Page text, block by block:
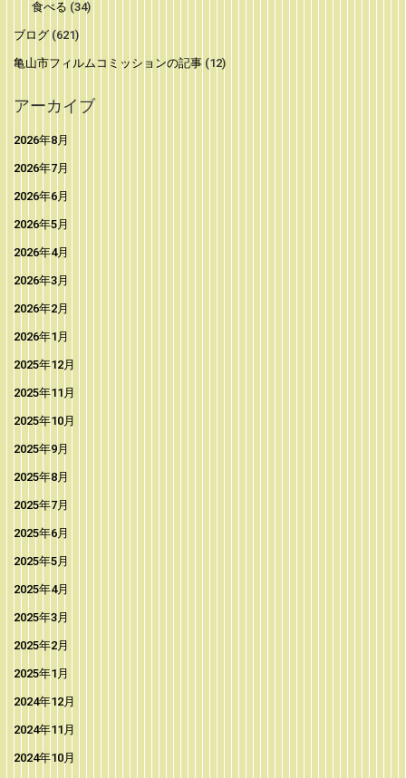
食べる (34)
ブログ (621)
亀山市フィルムコミッションの記事 (12)
アーカイブ
2026年8月
2026年7月
2026年6月
2026年5月
2026年4月
2026年3月
2026年2月
2026年1月
2025年12月
2025年11月
2025年10月
2025年9月
2025年8月
2025年7月
2025年6月
2025年5月
2025年4月
2025年3月
2025年2月
2025年1月
2024年12月
2024年11月
2024年10月